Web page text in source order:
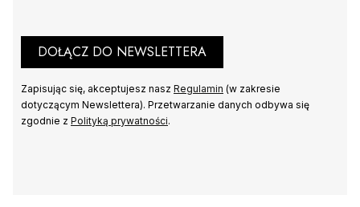
DOŁĄCZ DO NEWSLETTERA
Zapisując się, akceptujesz nasz Regulamin (w zakresie
dotyczącym Newslettera). Przetwarzanie danych odbywa się
zgodnie z Polityką prywatności.